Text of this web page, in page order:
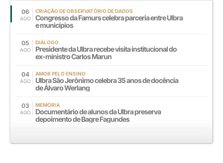
06
AGO
CRIAÇÃO DE OBSERVATÓRIO DE DADOS
Congresso da Famurs celebra parceria entre Ulbra
e municípios
05
AGO
DIÁLOGO
Presidente da Ulbra recebe visita institucional do
ex-ministro Carlos Marun
04
AGO
AMOR PELO ENSINO
Ulbra São Jerônimo celebra 35 anos de docência
de Álvaro Werlang
03
AGO
MEMÓRIA
Documentário de alunos da Ulbra preserva
depoimento de Bagre Fagundes